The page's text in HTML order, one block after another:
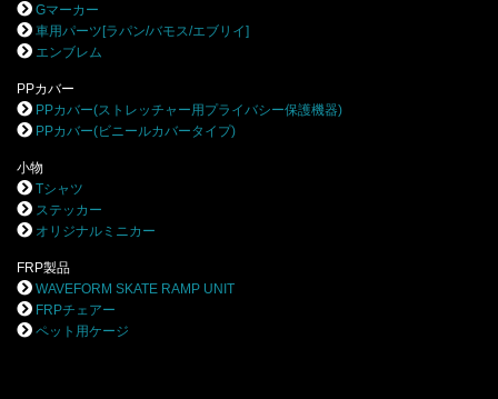
Gマーカー
車用パーツ[ラパン/バモス/エブリイ]
エンブレム
PPカバー
PPカバー(ストレッチャー用プライバシー保護機器)
PPカバー(ビニールカバータイプ)
小物
Tシャツ
ステッカー
オリジナルミニカー
FRP製品
WAVEFORM SKATE RAMP UNIT
FRPチェアー
ペット用ケージ